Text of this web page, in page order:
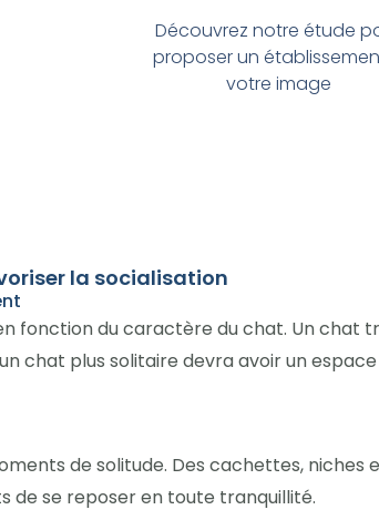
Découvrez notre étude
proposer un
votre image
la socialisation
fonction du caractère du chat. Un chat
chat plus solitaire devra avoir un
de solitude. Des cachettes, niches
se reposer en toute tranquillité.